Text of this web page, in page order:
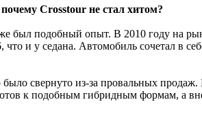
Crosstour не стал хитом?
был подобный опыт. В 2010 году на
и у седана. Автомобиль сочетал в
было свернуто из-за провальных
к подобным гибридным формам, а